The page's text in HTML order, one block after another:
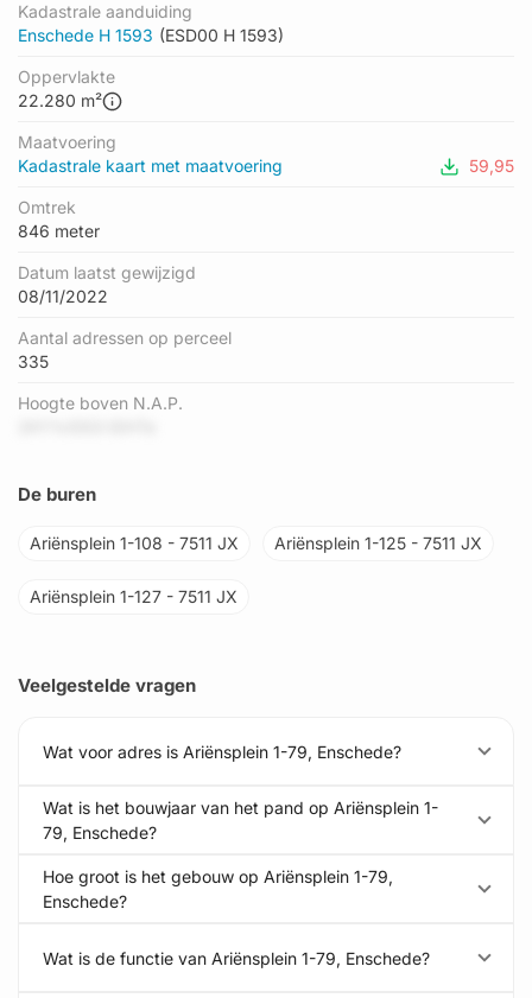
Kadastrale aanduiding
Enschede H 1593 (ESD00 H 1593)
Oppervlakte
22.280 m²
Maatvoering
Kadastrale kaart met maatvoering
59,95
Omtrek
846 meter
Datum laatst gewijzigd
08/11/2022
Aantal adressen op perceel
335
Hoogte boven N.A.P.
De buren
Ariënsplein 1-108 - 7511 JX Ariënsplein 1-125 - 7511 JX
Ariënsplein 1-127 - 7511 JX
Veelgestelde vragen
Wat voor adres is Ariënsplein 1-79, Enschede?
Wat is het bouwjaar van het pand op Ariënsplein 1-
79, Enschede?
Hoe groot is het gebouw op Ariënsplein 1-79,
Enschede?
Wat is de functie van Ariënsplein 1-79, Enschede?